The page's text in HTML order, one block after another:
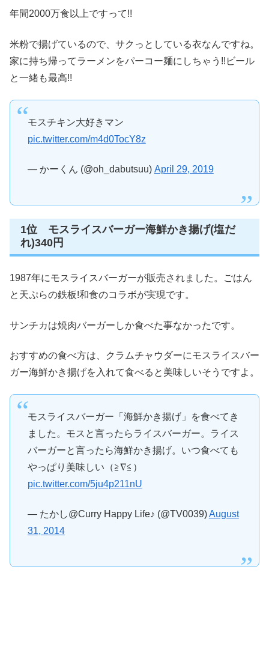
年間2000万食以上ですって!!
米粉で揚げているので、サクっとしている衣なんですね。
家に持ち帰ってラーメンをパーコー麺にしちゃう!!ビール
と一緒も最高!!
モスチキン大好きマン
pic.twitter.com/m4d0TocY8z
— かーくん (@oh_dabutsuu) April 29, 2019
1位 モスライスバーガー海鮮かき揚げ(塩だ
れ)340円
1987年にモスライスバーガーが販売されました。ごはん
と天ぷらの鉄板!和食のコラボが実現です。
サンチカは焼肉バーガーしか食べた事なかったです。
おすすめの食べ方は、クラムチャウダーにモスライスバー
ガー海鮮かき揚げを入れて食べると美味しいそうですよ。
モスライスバーガー「海鮮かき揚げ」を食べてき
ました。モスと言ったらライスバーガー。ライス
バーガーと言ったら海鮮かき揚げ。いつ食べても
やっぱり美味しい（≧∇≦）
pic.twitter.com/5ju4p211nU
— たかし@Curry Happy Life♪ (@TV0039)August
31, 2014